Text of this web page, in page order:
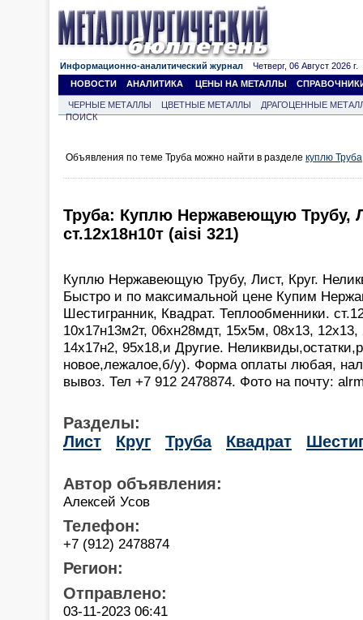
Информационно-аналитический журнал Четверг, 06 Август 2026 г.
НОВОСТИ
АНАЛИТИКА ЦЕНЫ НА МЕТАЛЛЫ
ЧЕРНЫЕ МЕТАЛЛЫ ЦВЕТНЫЕ МЕТАЛЛЫ
ДРАГОЦЕННЫЕ
ПОИСК
Объявления по теме Труба можно найти в разделе куплю Труба
Труба: Куплю Нержавеющую Трубу,
ст.12х18н10т (aisi 321)
Куплю Нержавеющую Трубу, Лист, Круг.
Быстро и по максимальной цене Купим
Шестигранник, Квадрат. Теплообменники.
10х17н13м2т, 06хн28мдт, 15х5м, 08х13,
14х17н2, 95х18,и Другие.
новое,лежалое,б/у). Форма оплаты любая,
вывоз. Тел +7 912 2478874. Фото на почту:
Разделы:
Лист
Круг Труба Квадрат
Автор объявления:
Алексей Усов
Телефон:
+7 (912) 2478874
Регион:
Отправлено:
03-11-2023 06:41